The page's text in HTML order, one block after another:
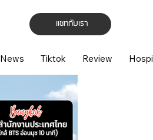
แชทกับเรา
News Tiktok Review